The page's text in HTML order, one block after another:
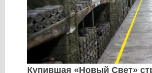
Купившая «Новый Свет»